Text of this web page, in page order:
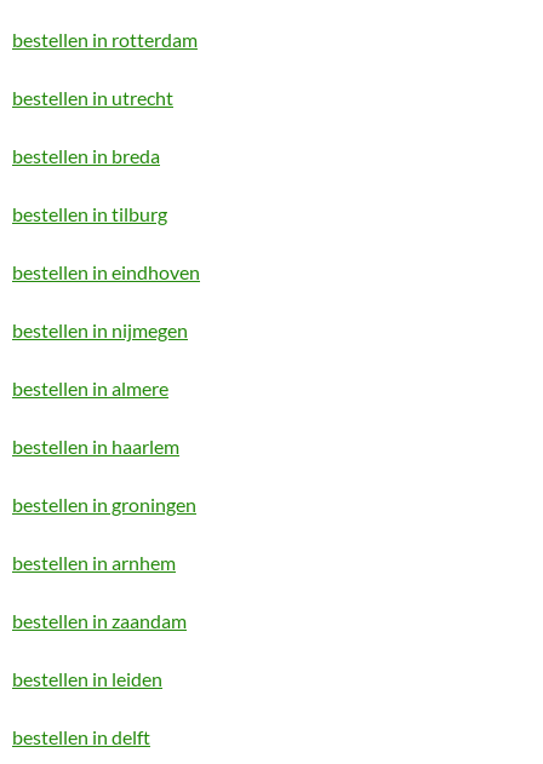
bestellen in rotterdam
bestellen in utrecht
bestellen in breda
bestellen in tilburg
bestellen in eindhoven
bestellen in nijmegen
bestellen in almere
bestellen in haarlem
bestellen in groningen
bestellen in arnhem
bestellen in zaandam
bestellen in leiden
bestellen in delft